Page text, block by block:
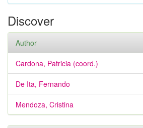
Discover
Author
Cardona, Patricia (coord.)
De Ita, Fernando
Mendoza, Cristina